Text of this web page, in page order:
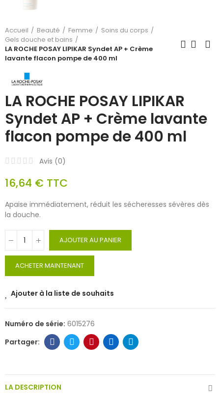
Accueil Beauté Femme
Soins du corps
Gels douche et bains
LA ROCHE POSAY LIPIKAR Syndet AP + Crème
lavante flacon pompe de 400 ml
LA ROCHE POSAY LIPIKAR
Syndet AP + Crème lavante
flacon pompe de 400 ml
Avis (0)
16,64 € TTC
Apaise immédiatement, réduit les sécheresses sévères dès
la douche.
AJOUTER AU PANIER
ACHETER MAINTENANT
Ajouter à la liste de souhaits
Numéro de série: 6015276
LA DESCRIPTION